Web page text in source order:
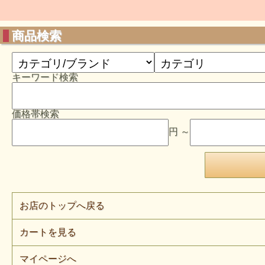
商品検索
キーワード検索
価格帯検索
円 ～
お店のトップへ戻る
カートを見る
マイページへ